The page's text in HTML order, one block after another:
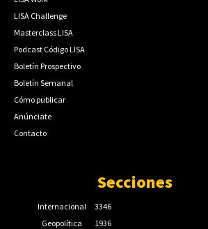
LISA Challenge
Masterclass LISA
Podcast Código LISA
Boletín Prospectivo
Boletín Semanal
Cómo publicar
Anúnciate
Contacto
Secciones
Internacional
3346
Geopolítica
1936